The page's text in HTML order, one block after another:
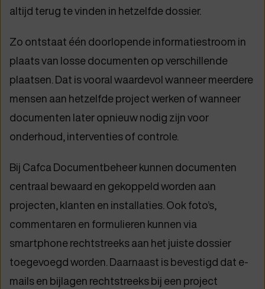
altijd terug te vinden in hetzelfde dossier.
Zo ontstaat één doorlopende informatiestroom in
plaats van losse documenten op verschillende
plaatsen. Dat is vooral waardevol wanneer meerdere
mensen aan hetzelfde project werken of wanneer
documenten later opnieuw nodig zijn voor
onderhoud, interventies of controle.
Bij Cafca Documentbeheer kunnen documenten
centraal bewaard en gekoppeld worden aan
projecten, klanten en installaties. Ook foto’s,
commentaren en formulieren kunnen via
smartphone rechtstreeks aan het juiste dossier
toegevoegd worden. Daarnaast is bevestigd dat e-
mails en bijlagen rechtstreeks bij een project